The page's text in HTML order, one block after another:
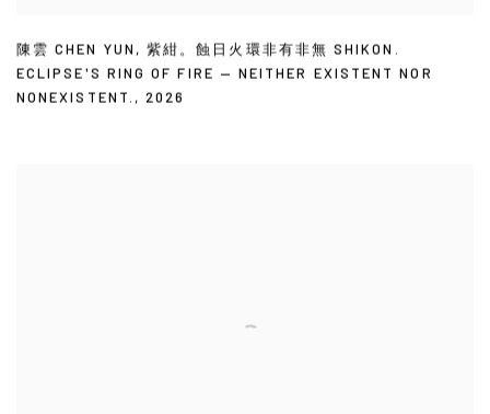
陳雲 CHEN YUN ,紫紺。蝕日火環非有非無 SHIKON.
ECLIPSE'S RING OF FIRE — NEITHER EXISTENT NOR
NONEXISTENT. ,2026